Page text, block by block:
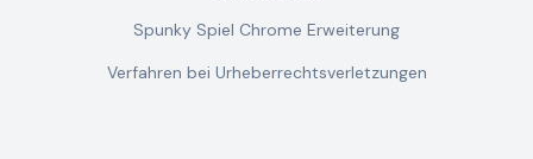
Spunky Spiel Chrome Erweiterung
Verfahren bei Urheberrechtsverletzungen